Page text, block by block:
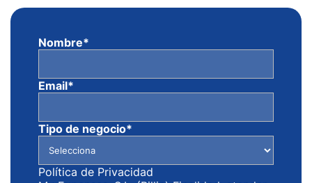
Nombre*
Email*
Tipo de negocio*
Política de Privacidad